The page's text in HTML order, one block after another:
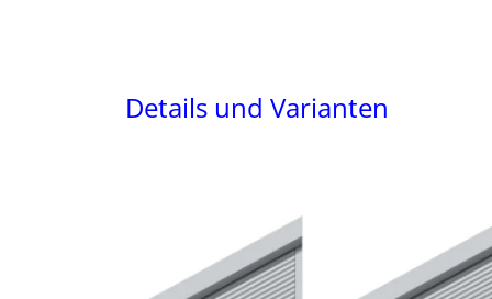
Details und Varianten